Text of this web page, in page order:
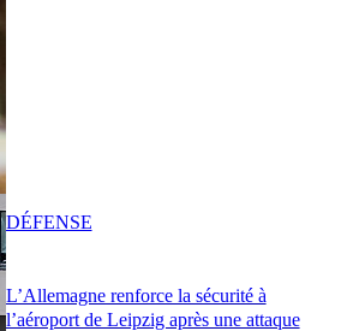
L’Allemagne renforce la sécurité à
l’aéroport de Leipzig après une attaque
DÉFENSE